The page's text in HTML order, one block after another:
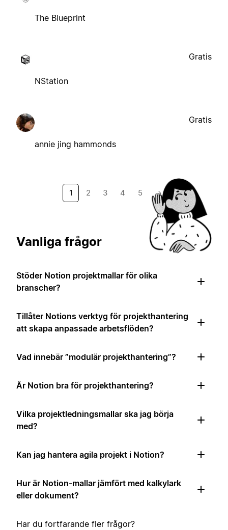
The Blueprint
NStation
Gratis
annie jing hammonds
Gratis
1 2 3 4 5 →
Vanliga frågor
Stöder Notion projektmallar för olika
branscher?
Tillåter Notions verktyg för projekthantering
att skapa anpassade arbetsflöden?
Vad innebär ”modulär projekthantering”?
Är Notion bra för projekthantering?
Vilka projektledningsmallar ska jag börja
med?
Kan jag hantera agila projekt i Notion?
Hur är Notion-mallar jämfört med kalkylark
eller dokument?
Har du fortfarande fler frågor?